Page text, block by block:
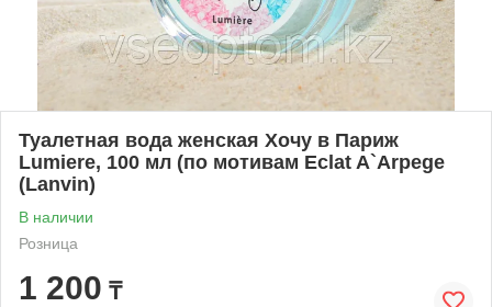
Туалетная вода женская Хочу в Париж
Lumiere, 100 мл (по мотивам Eclat A`Arpege
(Lanvin)
В наличии
Розница
1 200 ₸